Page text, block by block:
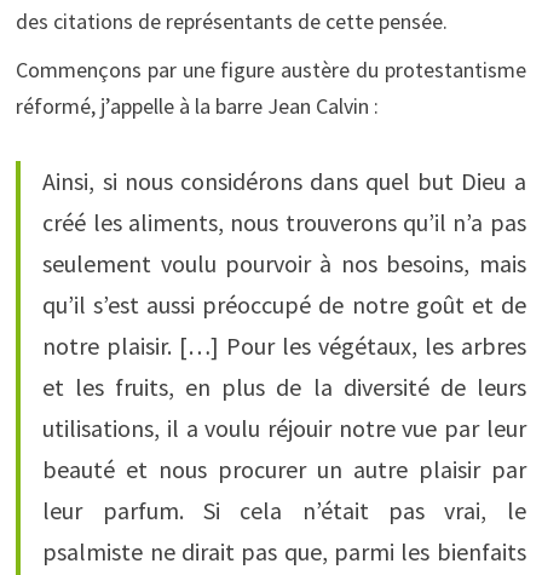
des citations de représentants de cette pensée.
Commençons par une figure austère du protestantisme
réformé, j’appelle à la barre Jean Calvin :
Ainsi, si nous considérons dans quel but Dieu a
créé les aliments, nous trouverons qu’il n’a pas
seulement voulu pourvoir à nos besoins, mais
qu’il s’est aussi préoccupé de notre goût et de
notre plaisir. […] Pour les végétaux, les arbres
et les fruits, en plus de la diversité de leurs
utilisations, il a voulu réjouir notre vue par leur
beauté et nous procurer un autre plaisir par
leur parfum. Si cela n’était pas vrai, le
psalmiste ne dirait pas que, parmi les bienfaits